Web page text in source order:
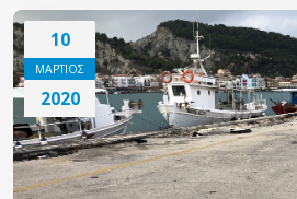
10
ΜΑΡΤΙΟΣ
2020